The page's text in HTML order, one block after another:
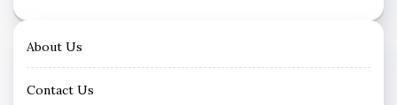
About Us
Contact Us